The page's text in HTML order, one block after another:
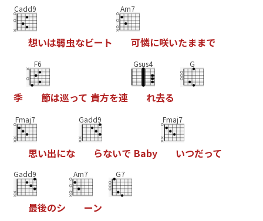
Cadd9
想いは弱虫なビー ト
Am7
可憐に咲いたままで
季
F6
節は巡って 貴方を連
Gsus4
れ去る
G
Fmaj7
思い出にな
Gadd9
らないで Baby
Fmaj7
いつだって
Gadd9
最後のシ
Am7
ーン
G7